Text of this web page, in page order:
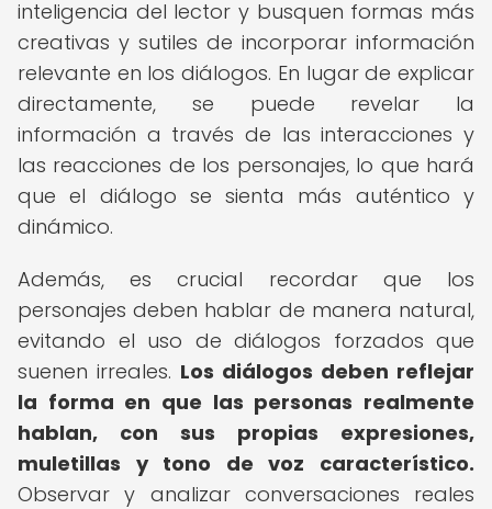
inteligencia del lector y busquen formas más
creativas y sutiles de incorporar información
relevante en los diálogos. En lugar de explicar
directamente, se puede revelar la
información a través de las interacciones y
las reacciones de los personajes, lo que hará
que el diálogo se sienta más auténtico y
dinámico.
Además, es crucial recordar que los
personajes deben hablar de manera natural,
evitando el uso de diálogos forzados que
suenen irreales. Los diálogos deben reflejar
la forma en que las personas realmente
hablan, con sus propias expresiones,
muletillas y tono de voz característico.
Observar y analizar conversaciones reales